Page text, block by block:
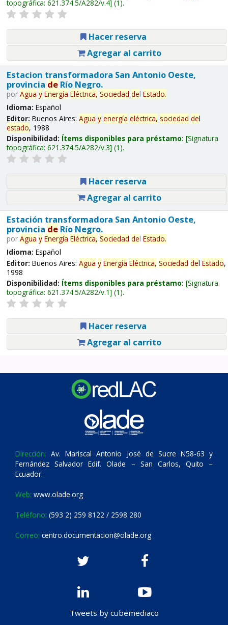
topográfica: 621.374.5/A282/v.4 (1).
Hacer reserva
Agregar al carrito
Estacion transformadora San Antonio Oeste,
provincia deRío Negro.
por Agua y Energía Eléctrica, Sociedad del Estado.
Idioma: Español
Editor: Buenos Aires: Agua y energía eléctrica, sociedad del
estado, 1988
Disponibilidad: Ítems disponibles para préstamo: Signatura
topográfica: 621.374.5/A282/v.3 (1).
Hacer reserva
Agregar al carrito
Estación transformadora San Antonio Oeste,
provincia deRío Negro.
por Agua y Energía Eléctrica, Sociedad del Estado.
Idioma: Español
Editor: Buenos Aires: Agua y Energía Eléctrica, Sociedad del Estado,
1998
Disponibilidad: Ítems disponibles para préstamo: Signatura
topográfica: 621.374.5/A282/v.1 (1).
Hacer reserva
Agregar al carrito
Dirección: Av. Mariscal Antonio José de Sucre N58-63 y
Fernández Salvador Edif. Olade – San Carlos, Quito –
Ecuador.
Web: www.olade.org
Teléfono: (593 2) 259 8122 / 2598 280
Correo: centro.documentacion@olade.org
Tweets by cubemediaco